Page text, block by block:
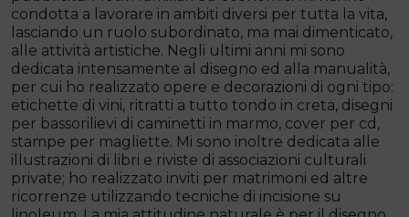
condotta a lavorare in ambiti diversi per tutta la vita,
lasciando un ruolo subordinato, ma mai dimenticato,
alle attività artistiche. Negli ultimi anni mi sono
dedicata intensamente al disegno ed alla manualità,
per cui ho realizzato opere e decorazioni di ogni tipo:
etichette di vini, ritratti a tutto tondo in creta, disegni
per bassorilievi di caminetti in marmo, cover per cd,
stampe per magliette. Mi sono inoltre dedicata alle
illustrazioni di libri e riviste di associazioni culturali
private; ho realizzato inviti per matrimoni ed altre
ricorrenze utilizzando tecniche di incisione su